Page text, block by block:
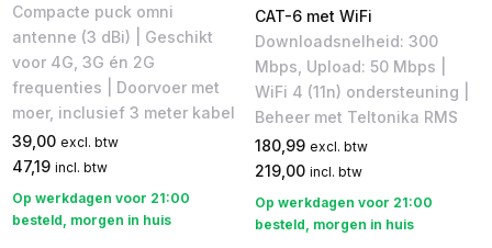
Compacte puck omni
antenne (3 dBi) | Geschikt
voor 4G, 3G én 2G
frequenties | Doorvoer met
moer, inclusief 3 meter kabel
39,00 excl. btw
47,19 incl. btw
Op werkdagen voor 21:00
besteld, morgen in huis
CAT-6 met WiFi
Downloadsnelheid: 300
Mbps, Upload: 50 Mbps |
WiFi 4 (11n) ondersteuning |
Beheer met Teltonika RMS
180,99 excl. btw
219,00 incl. btw
Op werkdagen voor 21:00
besteld, morgen in huis